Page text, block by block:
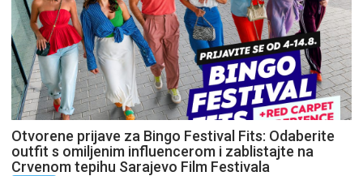
Otvorene prijave za Bingo Festival Fits: Odaberite
outfit s omiljenim influencerom i zablistajte na
Crvenom tepihu Sarajevo Film Festivala